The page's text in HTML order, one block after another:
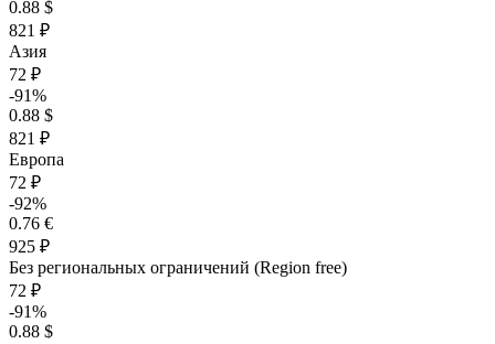
0.88 $
821 ₽
Азия
72 ₽
-91%
0.88 $
821 ₽
Европа
72 ₽
-92%
0.76 €
925 ₽
Без региональных ограничений (Region free)
72 ₽
-91%
0.88 $